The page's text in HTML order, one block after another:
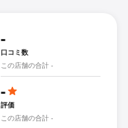
-
口コミ数
この店舗の合計 -
-
評価
この店舗の合計 -